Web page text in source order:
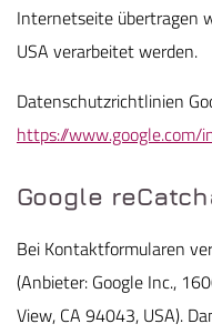
Internetseite übertragen
USA verarbeitet werden.
Datenschutzrichtlinien
https://
Google
Bei Kontaktformularen
(Anbieter: Google Inc.,
View, CA 94043, USA).